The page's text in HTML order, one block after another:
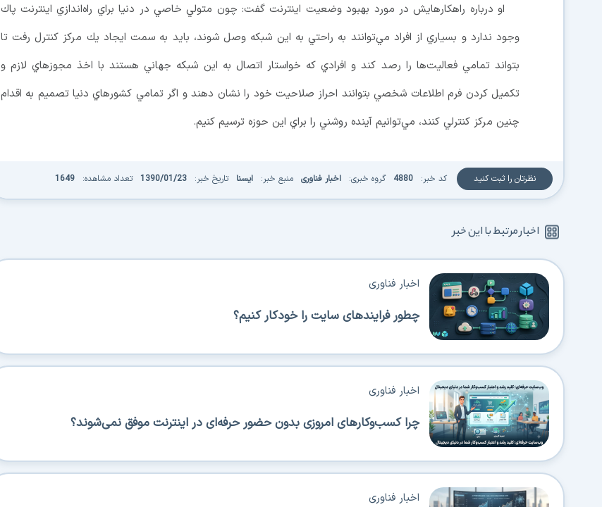
او درباره راهكارهايش در مورد بهبود وضعيت اينترنت گفت: چون متولي خاصي در دنيا براي راه‌اندازي اينترنت پاك
وجود ندارد و بسياري از افراد مي‌توانند به راحتي به اين شبكه وصل شوند، بايد به سمت ايجاد يك مركز كنترل رفت تا
بتواند تمامي فعاليت‌ها را رصد كند و افرادي كه خواستار اتصال به اين شبكه جهاني هستند با اخذ مجوزهاي لازم و
تكميل كردن فرم اطلاعات شخصي بتوانند احراز صلاحيت خود را نشان دهند و اگر تمامي كشورهاي دنيا تصميم به اقدام
چنين مركز كنترلي كنند، مي‌توانيم آينده روشني را براي اين حوزه ترسيم كنيم.
نظرتان را ثبت کنید کد خبر: 4880 گروه خبری: اخبار فناوری منبع خبر: ایسنا تاریخ خبر: 1390/01/23 تعداد مشاهده: 1649
اخبار مرتبط با این خبر
چطور فرایندهای سایت را خودکار کنیم؟
اخبار فناوری
چرا کسب‌وکارهای امروزی بدون حضور حرفه‌ای در اینترنت موفق نمی‌شوند؟
اخبار فناوری
اخبار فناوری